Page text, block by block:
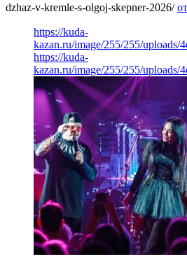
dzhaz-v-kremle-s-olgoj-skepner-2026/
https://kuda-
kazan.ru/image/255/255/uploads/
https://kuda-
kazan.ru/image/255/255/uploads/